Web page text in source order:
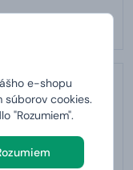
e-shopu
súborov cookies.
"Rozumiem".